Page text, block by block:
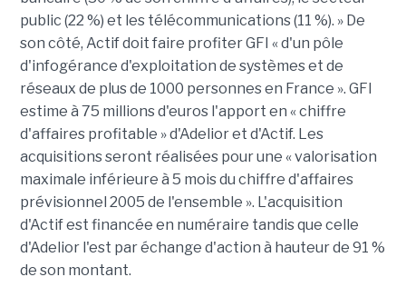
public (22 %) et les télécommunications (11 %). » De
son côté, Actif doit faire profiter GFI « d'un pôle
d'infogérance d'exploitation de systèmes et de
réseaux de plus de 1000 personnes en France ». GFI
estime à 75 millions d'euros l'apport en « chiffre
d'affaires profitable » d'Adelior et d'Actif. Les
acquisitions seront réalisées pour une « valorisation
maximale inférieure à 5 mois du chiffre d'affaires
prévisionnel 2005 de l'ensemble ». L'acquisition
d'Actif est financée en numéraire tandis que celle
d'Adelior l'est par échange d'action à hauteur de 91 %
de son montant.